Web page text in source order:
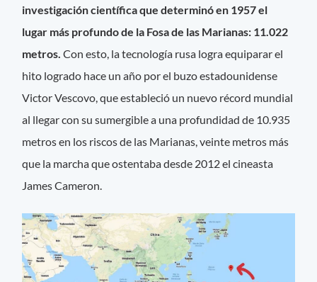
investigación científica que determinó en 1957 el
lugar más profundo de la Fosa de las Marianas: 11.022
metros. Con esto, la tecnología rusa logra equiparar el
hito logrado hace un año por el buzo estadounidense
Victor Vescovo, que estableció un nuevo récord mundial
al llegar con su sumergible a una profundidad de 10.935
metros en los riscos de las Marianas, veinte metros más
que la marcha que ostentaba desde 2012 el cineasta
James Cameron.